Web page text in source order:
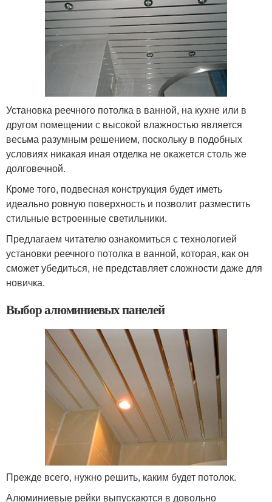
Установка реечного потолка в ванной, на кухне или в
другом помещении с высокой влажностью является
весьма разумным решением, поскольку в подобных
условиях никакая иная отделка не окажется столь же
долговечной.
Кроме того, подвесная конструкция будет иметь
идеально ровную поверхность и позволит разместить
стильные встроенные светильники.
Предлагаем читателю ознакомиться с технологией
установки реечного потолка в ванной, которая, как он
сможет убедиться, не представляет сложности даже для
новичка.
Выбор алюминиевых панелей
Прежде всего, нужно решить, каким будет потолок.
Алюминиевые рейки выпускаются в довольно